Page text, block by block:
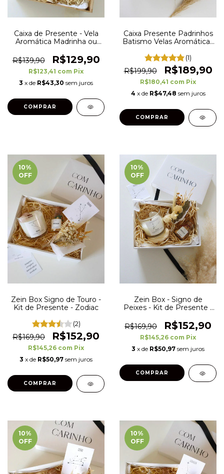
Caixa de Presente - Vela
Aromática Madrinha ou
e Mensagem
R$139,90 R$129,90
R$123,41 com Pix
3 x de R$43,30 sem juros
COMPRAR
Caixa Presente Padrinhos
Batismo Velas Aromáticas
(1)
R$199,90 R$189,90
R$180,41 com Pix
4 x de R$47,48 sem juros
COMPRAR
10%
OFF
Zein Box Signo de Touro -
Kit de Presente - Zodiac
(2)
R$169,90 R$152,90
R$145,26 com Pix
3 x de R$50,97 sem juros
10%
OFF
Zein Box - Signo de
Peixes - Kit de Presente -
R$169,90
R$152,90
R$145,26 com Pix
3 x de R$50,97 sem juros
10%
OFF
10%
OFF